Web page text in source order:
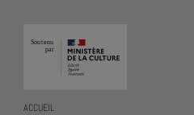
ACCUEIL